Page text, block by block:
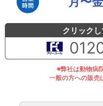
クリック
※弊社は動物病
一般の方への販売